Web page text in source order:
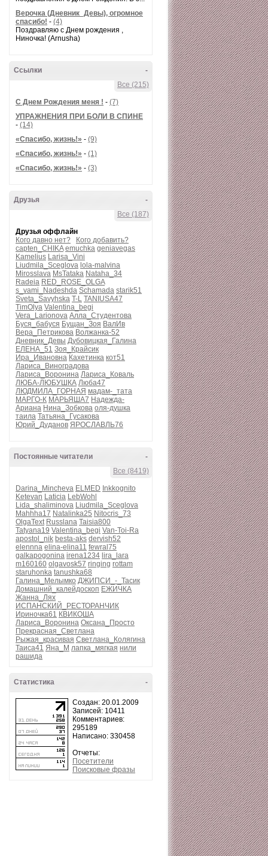
Верочка (Дневник_Девы), огромное
спасибо! - (4)
Поздравляю с Днем рождения ,
Ниночка! (Arnusha)
-
Ссылки
Все (215)
С Днем Рождения меня ! - (7)
УПРАЖНЕНИЯ ПРИ БОЛИ В СПИНЕ
- (14)
«Спасибо, жизнь!» - (9)
«Спасибо, жизнь!» - (1)
«Спасибо, жизнь!» - (3)
-
Друзья
Все (187)
Друзья оффлайн
Кого давно нет?
Кого добавить?
capten_CHIKA emuchka geniavegas
Kamelius Larisa_Vini
Liudmila_Sceglova lola-malvina
Mirosslava MsTataka Nataha_34
Radeia RED_ROSE_OLGA
s_vami_Nadeshda Schamada starik51
Sveta_Savyhska T-L TANIUSA47
TimOlya Valentina_begi
Vera_Larionova Алла_Студентова
Буся_бабуся Бущан_Зоя ВалИв
Вера_Петрикова Волжанка-52
Дневник_Девы Дубовицкая_Галина
ЕЛЕНА_51 Зоя_Крайсик
Ира_Ивановна Кахетинка кот51
Лариса_Виноградова
Лариса_Воронина Лариса_Коваль
ЛЮБА-ЛЮБУШКА Люба47
ЛЮДМИЛА_ГОРНАЯ мадам-_тата
МАРГО-К МАРЬЯША7 Надежда-
Ариана Нина_Зобкова оля-душка
таила Татьяна_Гусакова
Юрий_Дуданов ЯРОСЛАВЛЬ76
-
Постоянные читатели
Все (8419)
Darina_Mincheva ELMED Inkkognito
Ketevan Laticia LebWohl
Lida_shaliminova Liudmila_Sceglova
Mahhha17 Natalinka25 Nitocris_73
OlgaText Russlana Taisia800
Tatyana19 Valentina_begi Van-Toi-Ra
apostol_nik besta-aks dervish52
elennna elina-elina11 fewral75
galkapogonina irena1234 lira_lara
m160160 olgavosk57 ringing rottam
staruhonka tanushka68
Галина_Мелымко ДЖИПСИ_-_Тасик
Домашний_калейдоскоп ЕЖИЧКА
Жанна_Лях
ИСПАНСКИЙ_РЕСТОРАНЧИК
Ириночка61 КВИКОША
Лариса_Воронина Оксана_Просто
Прекрасная_Светлана
Рыжая_красивая Светлана_Колягина
Таиса41 Яна_М лапка_мягкая нили
рашида
-
Статистика
Создан: 20.01.2009
Записей: 10411
Комментариев:
295189
Написано: 330458
Отчеты:
Посетители
Поисковые фразы